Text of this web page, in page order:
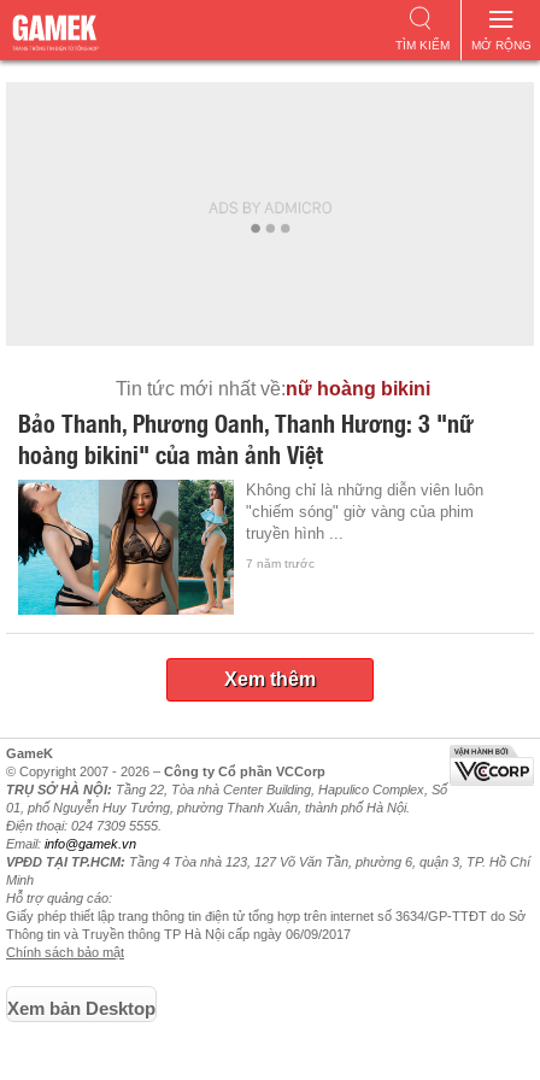
MỞ RỘNG
TÌM KIẾM
Tin tức mới nhất về:nữ hoàng bikini
Bảo Thanh, Phương Oanh, Thanh Hương: 3 "nữ
hoàng bikini" của màn ảnh Việt
Không chỉ là những diễn viên luôn
"chiếm sóng" giờ vàng của phim
truyền hình ...
7 năm trước
Xem thêm
GameK
© Copyright 2007 - 2026 – Công ty Cổ phần VCCorp
TRỤ SỞ HÀ NỘI: Tầng 22, Tòa nhà Center Building, Hapulico Complex, Số
01, phố Nguyễn Huy Tưởng, phường Thanh Xuân, thành phố Hà Nội.
Điện thoại: 024 7309 5555.
Email: info@gamek.vn
VPĐD TẠI TP.HCM: Tầng 4 Tòa nhà 123, 127 Võ Văn Tần, phường 6, quận 3, TP. Hồ Chí
Minh
Hỗ trợ quảng cáo:
Giấy phép thiết lập trang thông tin điện tử tổng hợp trên internet số 3634/GP-TTĐT do Sở
Thông tin và Truyền thông TP Hà Nội cấp ngày 06/09/2017
Chính sách bảo mật
Xem bản Desktop